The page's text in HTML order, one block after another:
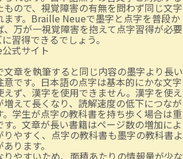
ので、視覚障害の有無を問わず同じ文字
ます。Braille Neueで墨字と点字を普段か
、万が一視覚障害を抱えて点字習得が必要
習得できるでしょう。
式サイト
章を執筆すると同じ内容の墨字より長い
です。日本語の点字は基本的にかな文字
ず、漢字を使用できません。漢字を使え
えて長くなり、読解速度の低下につなが
。学生が点字の教科書を持ち歩く場合は重
。文章が長い書籍はページ数の増加によ
りやすく、点字の教科書も墨字の教科書よ
ります。
やすいため、面積あたりの情報量が少な